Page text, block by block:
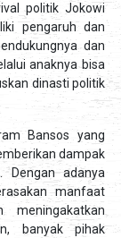
politik Jokowi
pengaruh dan
dan
anaknya bisa
dinasti politik
Bansos yang
dampak
Dengan adanya
manfaat
meningakatkan
banyak pihak